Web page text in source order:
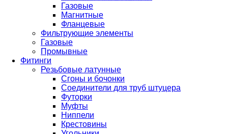
Газовые
Магнитные
Фланцевые
Фильтрующие элементы
Газовые
Промывные
Фитинги
Резьбовые латунные
Сгоны и бочонки
Соединители для труб штуцера
Футорки
Муфты
Ниппели
Крестовины